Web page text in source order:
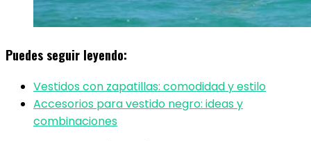
Puedes seguir leyendo:
Vestidos con zapatillas: comodidad y estilo
Accesorios para vestido negro: ideas y
combinaciones